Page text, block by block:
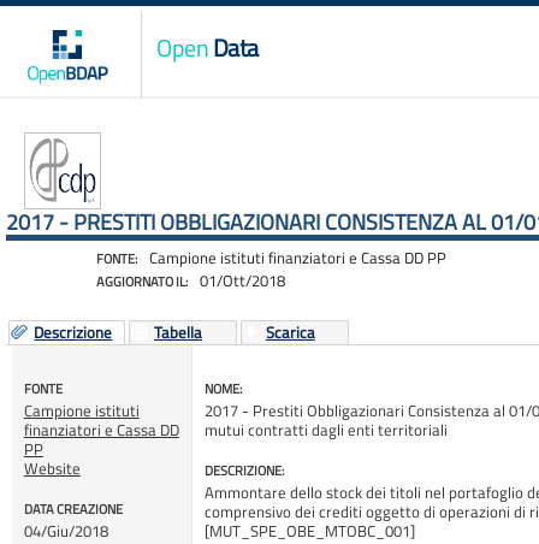
OpenData
2017 - PRESTITI OBBLIGAZIONARI CONSISTENZA AL 01/
FONTE: Campione istituti finanziatori e Cassa DD PP
AGGIORNATO IL: 01/Ott/2018
Descrizione Tabella Scarica
FONTE
Campione istituti
finanziatori e Cassa DD
PP
Website
DATA CREAZIONE
04/Giu/2018
NOME:
2017 - Prestiti Obbligazionari Consistenza al
mutui contratti dagli enti territoriali
DESCRIZIONE:
Ammontare dello stock dei titoli nel portafoglio
comprensivo dei crediti oggetto di operazioni
[MUT_SPE_OBE_MTOBC_001]